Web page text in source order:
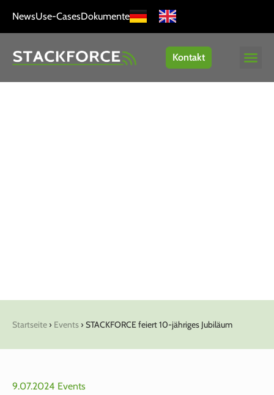
NewsUse-CasesDokumente
Kontakt
Startseite › Events › STACKFORCE feiert 10-jähriges Jubiläum
9.07.2024 Events